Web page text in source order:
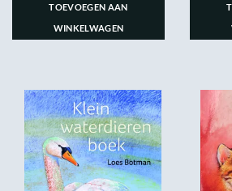
TOEVOEGEN AAN
WINKELWAGEN